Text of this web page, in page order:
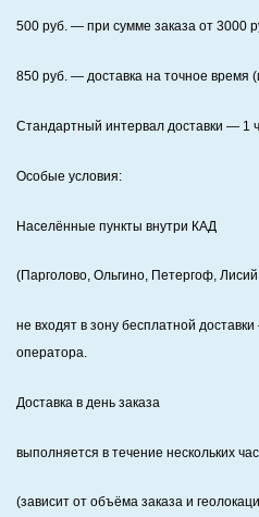
500 руб. — при сумме заказа от 3000
850 руб. — доставка на точное время
Стандартный интервал доставки — 1
Особые условия:
Населённые пункты внутри КАД
(Парголово, Ольгино, Петергоф,
не входят в зону бесплатной
оператора.
Доставка в день заказа
выполняется в течение нескольких
(зависит от объёма заказа и